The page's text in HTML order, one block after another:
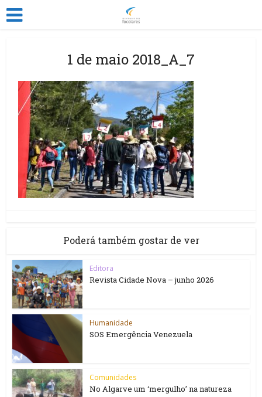
1 de maio 2018_A_7
Poderá também gostar de ver
Editora
Revista Cidade Nova – junho 2026
Humanidade
SOS Emergência Venezuela
Comunidades
No Algarve um ‘mergulho’ na natureza